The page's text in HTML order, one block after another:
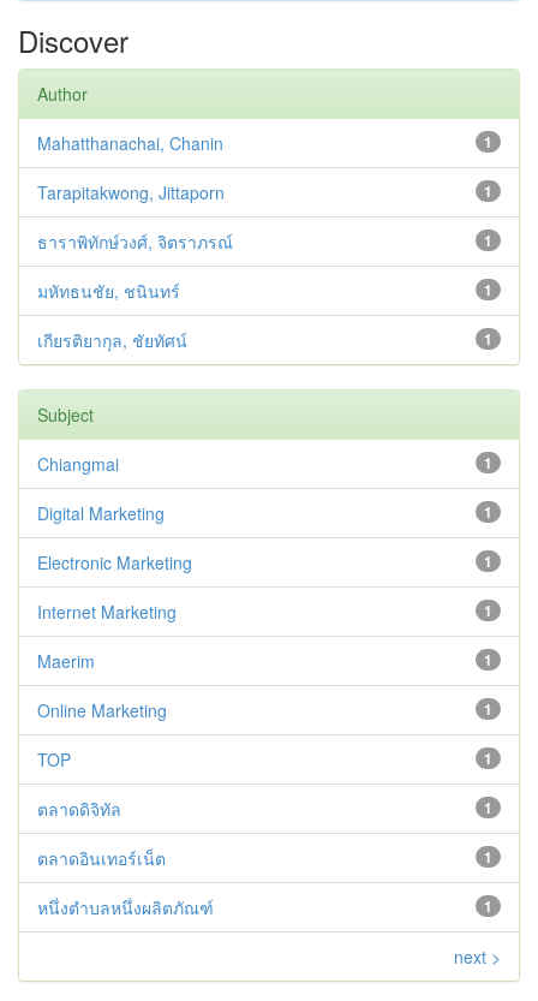
Discover
Author
1
Mahatthanachai, Chanin
1
Tarapitakwong, Jittaporn
1
ธาราพิทักษ์วงศ์, จิตราภรณ์
1
มหัทธนชัย, ชนินทร์
1
เกียรติยากุล, ชัยทัศน์
Subject
1
Chiangmai
1
Digital Marketing
1
Electronic Marketing
1
Internet Marketing
1
Maerim
1
Online Marketing
1
TOP
1
ตลาดดิจิทัล
1
ตลาดอินเทอร์เน็ต
1
หนึ่งตำบลหนึ่งผลิตภัณฑ์
next >